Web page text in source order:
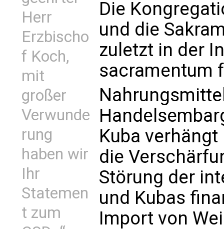
Herr
Erzbischo
f Koch,
mit
großer
Verwunde
rung
haben wir
Ihr
Statemen
t zum
Die
und die
zuletzt in der
sacramentum
Kuba
die
Störung der
und Kubas
Import von